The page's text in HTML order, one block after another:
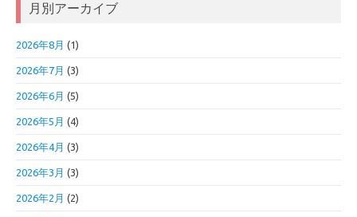
月別アーカイブ
2026年8月 (1)
2026年7月 (3)
2026年6月 (5)
2026年5月 (4)
2026年4月 (3)
2026年3月 (3)
2026年2月 (2)